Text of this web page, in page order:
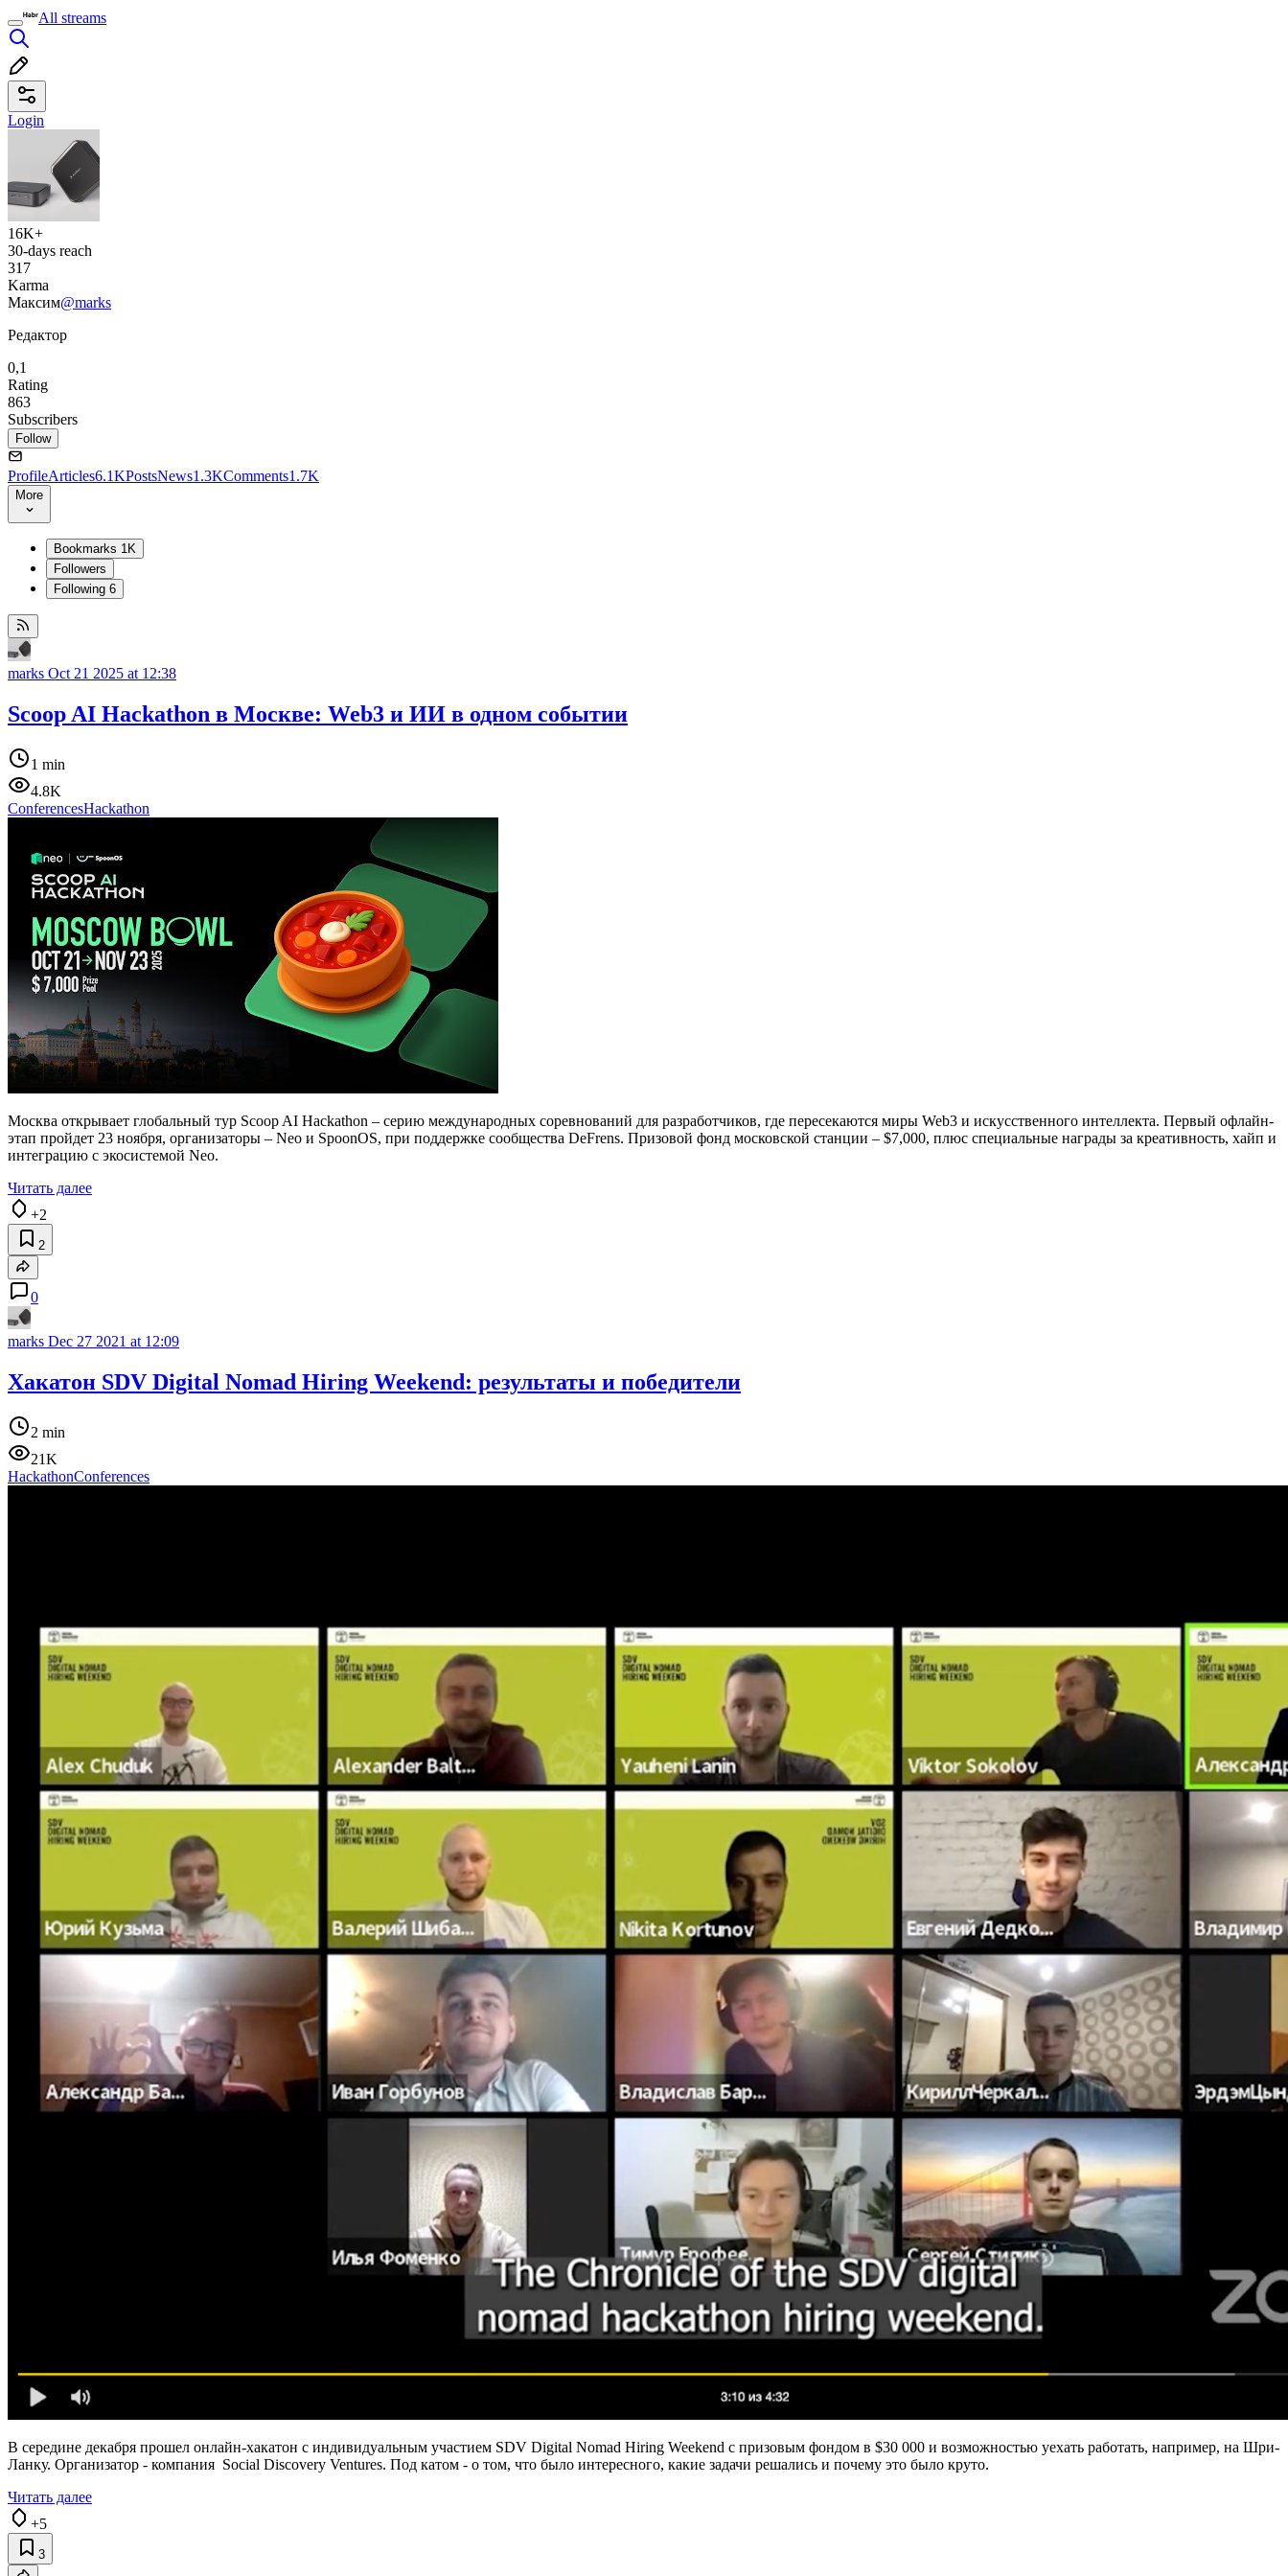
All streams
Login
16K+
30-days reach
317
Karma
Максим@marks
Редактор
0,1
Rating
863
Subscribers
Follow
ProfileArticles6.1KPostsNews1.3KComments1.7K
More
Bookmarks 1K
Followers
Following 6
marks Oct 21 2025 at 12:38
Scoop AI Hackathon в Москве: Web3 и ИИ в одном событии
1 min
4.8K
ConferencesHackathon
Москва открывает глобальный тур Scoop AI Hackathon – серию международных соревнований для разработчиков, где пересекаются миры Web3 и искусственного интеллекта. Первый офлайн-
этап пройдет 23 ноября, организаторы – Neo и SpoonOS, при поддержке сообщества DeFrens. Призовой фонд московской станции – $7,000, плюс специальные награды за креативность, хайп и
интеграцию с экосистемой Neo.
Читать далее
+2
2
0
marks Dec 27 2021 at 12:09
Хакатон SDV Digital Nomad Hiring Weekend: результаты и победители
2 min
21K
HackathonConferences
В середине декабря прошел онлайн-хакатон с индивидуальным участием SDV Digital Nomad Hiring Weekend с призовым фондом в $30 000 и возможностью уехать работать, например, на Шри-
Ланку. Организатор - компания Social Discovery Ventures. Под катом - о том, что было интересного, какие задачи решались и почему это было круто.
Читать далее
+5
3